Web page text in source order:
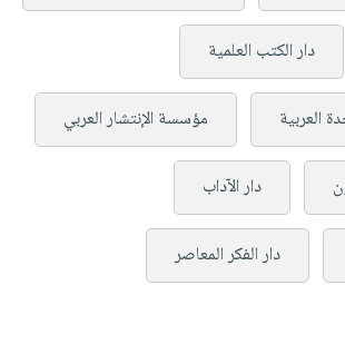
دار الكتب العلمية
العربية مؤسسة الإنتشار العربي
دار الآداب
دار الفكر المعاصر